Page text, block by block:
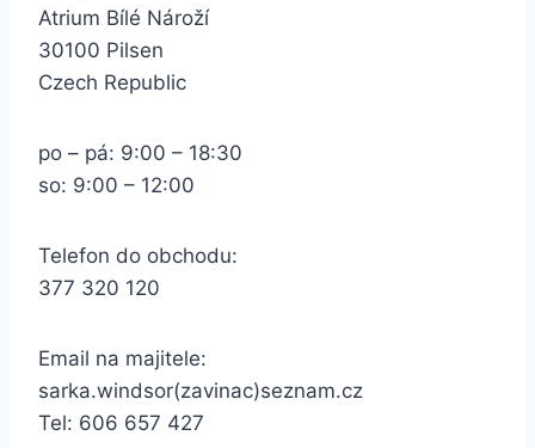
Atrium Bílé Nároží
30100 Pilsen
Czech Republic
po – pá: 9:00 – 18:30
so: 9:00 – 12:00
Telefon do obchodu:
377 320 120
Email na majitele:
sarka.windsor(zavinac)seznam.cz
Tel: 606 657 427